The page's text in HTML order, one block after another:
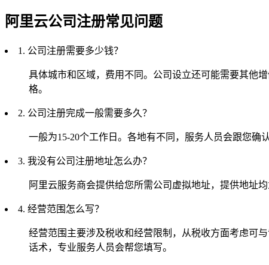
阿里云公司注册常见问题
1. 公司注册需要多少钱？
具体城市和区域，费用不同。公司设立还可能需要其他
格。
2. 公司注册完成一般需要多久？
一般为15-20个工作日。各地有不同，服务人员会跟您确认
3. 我没有公司注册地址怎么办？
阿里云服务商会提供给您所需公司虚拟地址，提供地址均
4. 经营范围怎么写？
经营范围主要涉及税收和经营限制，从税收方面考虑可
话术，专业服务人员会帮您填写。